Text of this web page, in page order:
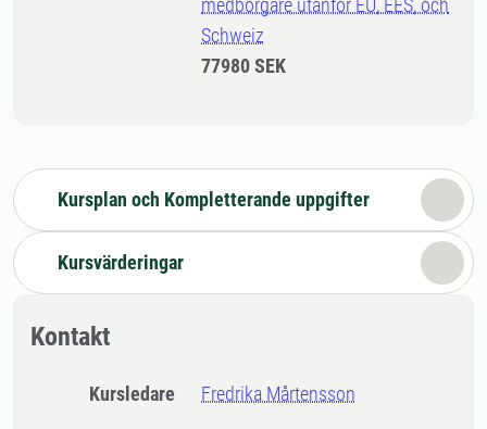
medborgare utanför EU, EES, och
Schweiz
77980 SEK
Kursplan och Kompletterande uppgifter
Kursvärderingar
Kontakt
Kursledare Fredrika Mårtensson